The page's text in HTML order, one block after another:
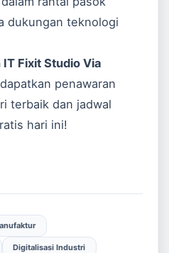
dukungan teknologi
Fixit Studio Via
penawaran
terbaik dan jadwal
hari ini!
Digitalisasi Industri